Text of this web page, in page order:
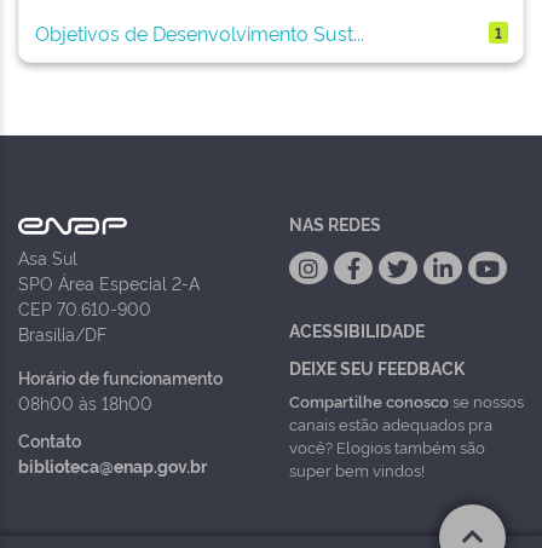
Objetivos de Desenvolvimento Sust... 1
Asa Sul
SPO Área Especial 2-A
CEP 70.610-900
Brasília/DF
Horário de funcionamento
08h00 às 18h00
Contato
biblioteca@enap.gov.br
NAS REDES
ACESSIBILIDADE
DEIXE SEU FEEDBACK
Compartilhe conoscose nossos
canais estão adequados pra
você? Elogios também são
super bem vindos!